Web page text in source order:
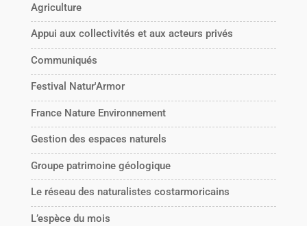
Agriculture
Appui aux collectivités et aux acteurs privés
Communiqués
Festival Natur'Armor
France Nature Environnement
Gestion des espaces naturels
Groupe patrimoine géologique
Le réseau des naturalistes costarmoricains
L’espèce du mois